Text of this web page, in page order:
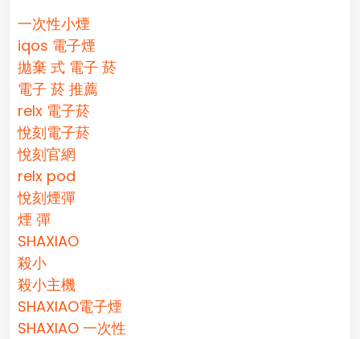
一次性小煙
iqos 電子煙​
拋棄 式 電子 菸​
電子 菸 推薦
relx 電子菸
悅刻電子菸
悅刻官網
relx pod
悅刻煙彈
煙 彈
SHAXIAO
殺小
殺小主機
SHAXIAO電子煙
SHAXIAO 一次性